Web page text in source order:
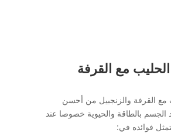
مع القرفة
القرفة والزنجبيل من أحسن
الجسم بالطاقة والحيوية خصوصا عند
فوائده في: